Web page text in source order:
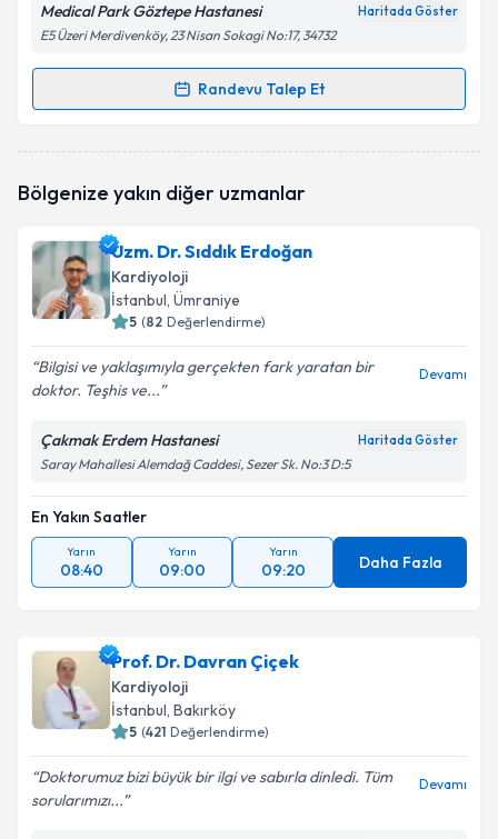
Medical Park Göztepe Hastanesi Haritada Göster
E5 Üzeri Merdivenköy, 23 Nisan Sokagi No:17, 34732
Randevu Talep Et
Randevu Takvimi Talebi
oluşturun. Size bu uzmandan randevu almanız için bir
E-posta Adresiniz
Kişisel verilerimin işlenmesine ilişkin Aydınlatma
Metni'ni okudum ve kişisel verilerimin belirtilen
Bölgenize yakın diğer uzmanlar
Uzm. Dr. Sıddık Erdoğan
Kardiyoloji
İstanbul, Ümraniye
5 (82 Değerlendirme)
Bilgisi ve yaklaşımıyla gerçekten fark yaratan bir
doktor. Teşhis ve...
Devamı
Çakmak Erdem Hastanesi Haritada Göster
Saray Mahallesi Alemdağ Caddesi, Sezer Sk. No:3 D:5
En Yakın Saatler
Yarın
08:40
Yarın
09:00
Yarın
09:20 Daha Fazla
Prof. Dr. Davran Çiçek
Kardiyoloji
İstanbul, Bakırköy
5 (421 Değerlendirme)
Doktorumuz bizi büyük bir ilgi ve sabırla dinledi. Tüm
sorularımızı...
Devamı